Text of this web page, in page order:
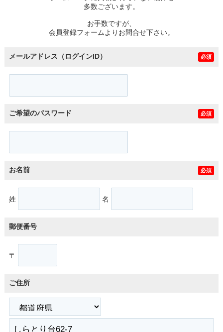
多数ございます。
お手数ですが、
会員登録フォームよりお問合せ下さい。
メールアドレス（ログインID） 必須
ご希望のパスワード 必須
お名前 必須
姓 名
郵便番号
〒
ご住所